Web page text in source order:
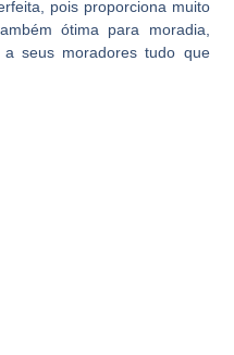
pois proporciona muito
ótima para moradia,
seus moradores tudo que